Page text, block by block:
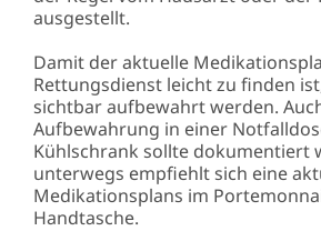
ausgestellt.
Damit der aktuelle
Rettungsdienst leicht zu finden
sichtbar aufbewahrt werden.
Aufbewahrung in einer
Kühlschrank sollte dokumentiert
unterwegs empfiehlt sich eine
Medikationsplans im
Handtasche.